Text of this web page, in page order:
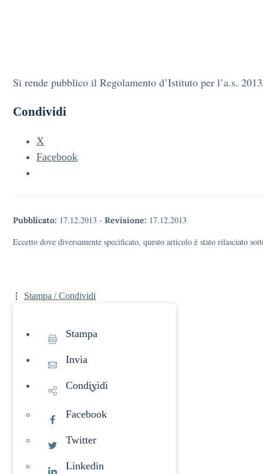
Si rende pubblico il Regolamento d’Istituto per l’a.s.
Condividi
X
Facebook
Pubblicato: 17.12.2013 - Revisione: 17.12.2013
Eccetto dove diversamente specificato, questo articolo è stato rilasciato
Stampa / Condividi
Stampa
Invia
Condividi
Facebook
Twitter
Linkedin